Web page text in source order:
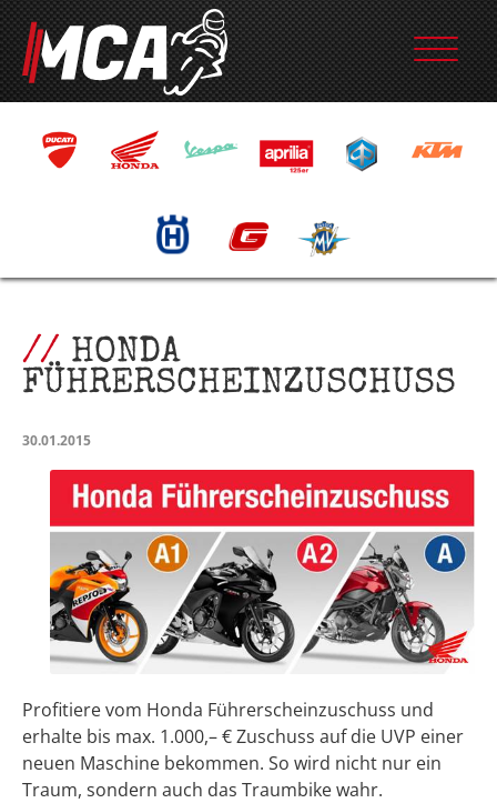
HONDA
FÜHRERSCHEINZUSCHUSS
30.01.2015
Profitiere vom Honda Führerscheinzuschuss und
erhalte bis max. 1.000,– € Zuschuss auf die UVP einer
neuen Maschine bekommen. So wird nicht nur ein
Traum, sondern auch das Traumbike wahr.